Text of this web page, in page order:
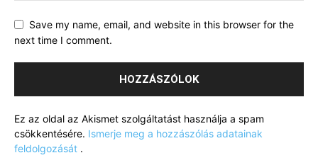
Save my name, email, and website in this browser for the
next time I comment.
Ez az oldal az Akismet szolgáltatást használja a spam
csökkentésére. Ismerje meg a hozzászólás adatainak
feldolgozását .